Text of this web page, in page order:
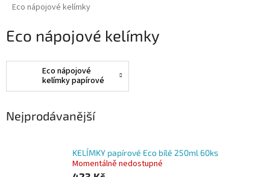
Eco nápojové kelímky
Eco nápojové kelímky
Eco nápojové
kelímky papírové
Nejprodávanější
KELÍMKY papírové Eco bílé 250ml 60ks
Momentálně nedostupné